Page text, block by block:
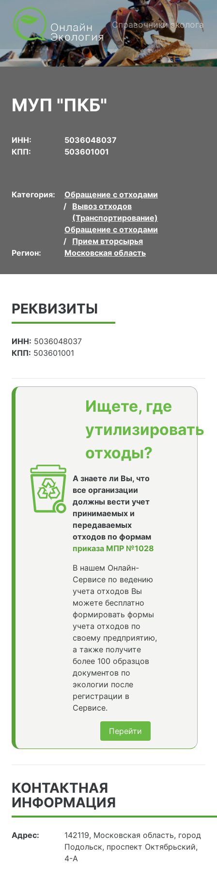
Справочники эколога
МУП "ПКБ"
ИНН:
5036048037
КПП:
503601001
Категория:
Обращение с отходами
Вывоз отходов
(Транспортирование)
Обращение с отходами
Прием вторсырья
Регион:
Московская область
РЕКВИЗИТЫ
ИНН: 5036048037
КПП: 503601001
Ищете, где
утилизировать
отходы?
А знаете ли Вы, что
все организации
должны вести учет
принимаемых и
передаваемых
отходов по формам
приказа МПР №1028
В нашем Онлайн-
Сервисе по ведению
учета отходов Вы
можете бесплатно
формировать формы
учета отходов по
своему предприятию,
а также получите
более 100 образцов
документов по
экологии после
регистрации в
Сервисе.
Перейти
КОНТАКТНАЯ
ИНФОРМАЦИЯ
Адрес:
142119, Московская область, город
Подольск, проспект Октябрьский,
4-А